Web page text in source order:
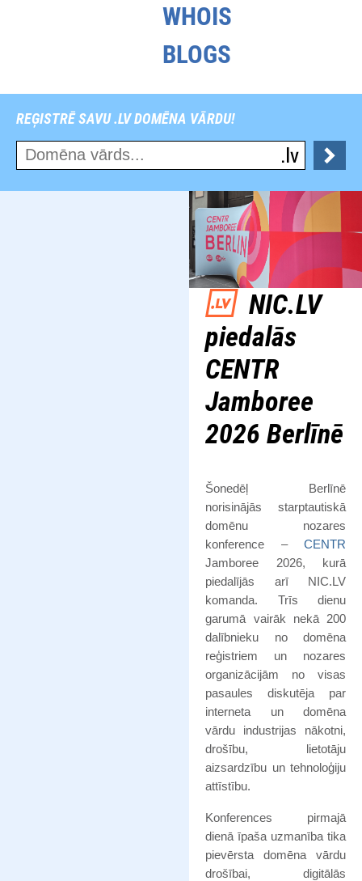
WHOIS
BLOGS
REĢISTRĒ SAVU .LV DOMĒNA VĀRDU!
NIC.LV
piedalās
CENTR
Jamboree
2026 Berlīnē
Šonedēļ Berlīnē
norisinājās starptautiskā
domēnu nozares
konference – CENTR
Jamboree 2026, kurā
piedalījās arī NIC.LV
komanda. Trīs dienu
garumā vairāk nekā 200
dalībnieku no domēna
reģistriem un nozares
organizācijām no visas
pasaules diskutēja par
interneta un domēna
vārdu industrijas nākotni,
drošību, lietotāju
aizsardzību un tehnoloģiju
attīstību.
Konferences pirmajā
dienā īpaša uzmanība tika
pievērsta domēna vārdu
drošībai, digitālās